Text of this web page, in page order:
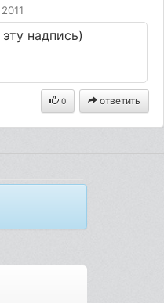
надпись)
0 ответить